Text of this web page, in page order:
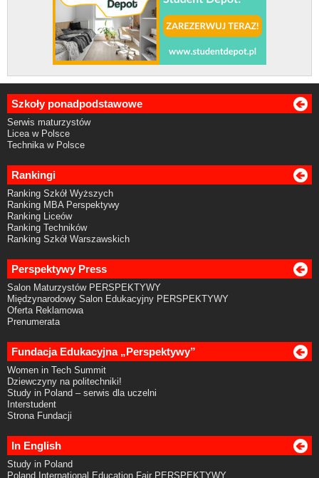
Szkoły ponadpodstawowe
Serwis maturzystów
Licea w Polsce
Technika w Polsce
Rankingi
Ranking Szkół Wyższych
Ranking MBA Perspektywy
Ranking Liceów
Ranking Techników
Ranking Szkół Warszawskich
Perspektywy Press
Salon Maturzystów PERSPEKTYWY
Międzynarodowy Salon Edukacyjny PERSPEKTYWY
Oferta Reklamowa
Prenumerata
Fundacja Edukacyjna „Perspektywy”
Women in Tech Summit
Dziewczyny na politechniki!
Study in Poland – serwis dla uczelni
Interstudent
Strona Fundacji
In English
Study in Poland
Poland International Education Fair PERSPEKTYWY